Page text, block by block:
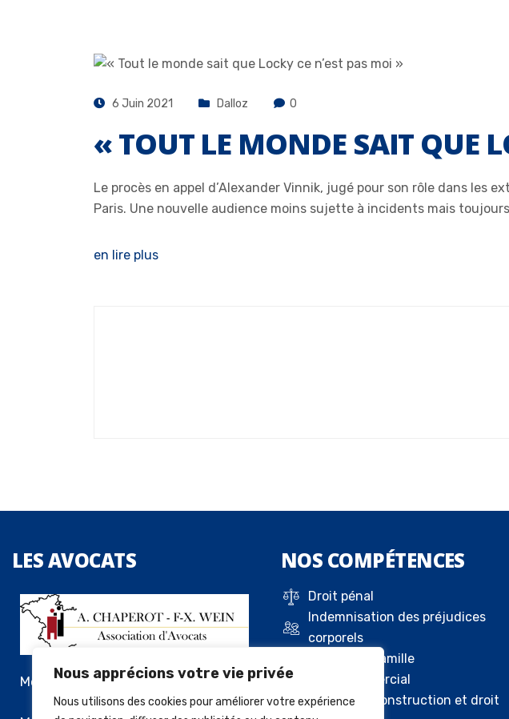
Nous apprécions votre vie privée
Nous utilisons des cookies pour améliorer votre expérience
6 Juin 2021 Dalloz 0
« TOUT LE MONDE SAIT QUE
Le procès en appel d’Alexander Vinnik, jugé pour son rôle dans les
Paris. Une nouvelle audience moins sujette à incidents mais
en lire plus
LESAVOCATS
Me Alexandre Chaperot
NOS COMPÉTENCES
Droit pénal
Indemnisation des préjudices
corporels
Droit de la famille
Droit commercial
Droit de la construction et droit